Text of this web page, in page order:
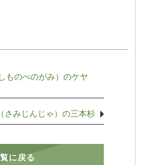
ものべのがみ）のケヤ
に戻る
さみじんじゃ）の三本杉